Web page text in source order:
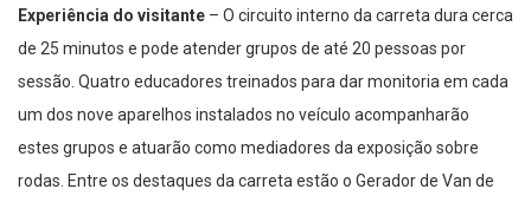
de 25 minutos e pode atender grupos de até 20 pessoas por
sessão. Quatro educadores treinados para dar monitoria em cada
um dos nove aparelhos instalados no veículo acompanharão
estes grupos e atuarão como mediadores da exposição sobre
rodas. Entre os destaques da carreta estão o Gerador de Van de
Graaf (aquele que deixa os cabelos de quem encosta nele em pé